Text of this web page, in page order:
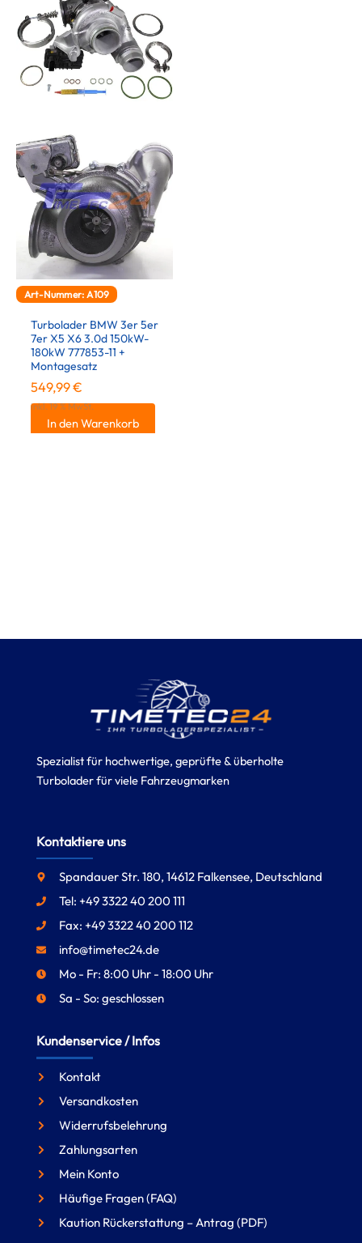
Art-Nummer: A109
Turbolader BMW 3er 5er
7er X5 X6 3.0d 150kW-
180kW 777853-11 +
Montagesatz
549,99€
inkl. 19 % MwSt.
In den Warenkorb
Spezialist für hochwertige, geprüfte & überholte
Turbolader für viele Fahrzeugmarken
Kontaktiere uns
Spandauer Str. 180, 14612 Falkensee, Deutschland
Tel: +49 3322 40 200 111
Fax: +49 3322 40 200 112
info@timetec24.de
Mo - Fr: 8:00 Uhr - 18:00 Uhr
Sa - So: geschlossen
Kundenservice / Infos
Kontakt
Versandkosten
Widerrufsbelehrung
Zahlungsarten
Mein Konto
Häufige Fragen (FAQ)
Kaution Rückerstattung – Antrag (PDF)